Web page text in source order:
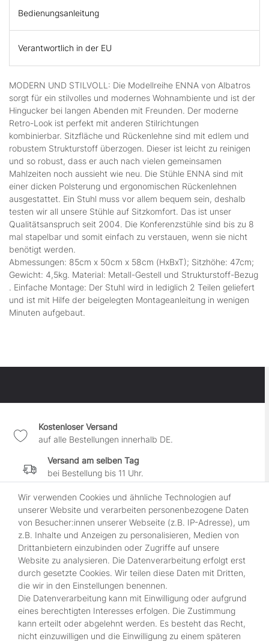
Bedienungsanleitung
Verantwortlich in der EU
MODERN UND STILVOLL: Die Modellreihe ENNA von Albatros
sorgt für ein stilvolles und modernes Wohnambiente und ist der
Hingucker bei langen Abenden mit Freunden. Der moderne
Retro-Look ist perfekt mit anderen Stilrichtungen
kombinierbar. Sitzfläche und Rückenlehne sind mit edlem und
robustem Strukturstoff überzogen. Dieser ist leicht zu reinigen
und so robust, dass er auch nach vielen gemeinsamen
Mahlzeiten noch aussieht wie neu. Die Stühle ENNA sind mit
einer dicken Polsterung und ergonomischen Rückenlehnen
ausgestattet. Ein Stuhl muss vor allem bequem sein, deshalb
testen wir all unsere Stühle auf Sitzkomfort. Das ist unser
Qualitätsanspruch seit 2004. Die Konferenzstühle sind bis zu 8
mal stapelbar und somit einfach zu verstauen, wenn sie nicht
benötigt werden.
Abmessungen: 85cm x 50cm x 58cm (HxBxT); Sitzhöhe: 47cm;
Gewicht: 4,5kg. Material: Metall-Gestell und Strukturstoff-Bezug
. Einfache Montage: Der Stuhl wird in lediglich 2 Teilen geliefert
und ist mit Hilfe der beigelegten Montageanleitung in wenigen
Minuten aufgebaut.
Kostenloser Versand
auf alle Bestellungen innerhalb DE.
Versand am selben Tag
bei Bestellung bis 11 Uhr.
30 Tage Widerrufsrecht
wenn es Dir nicht gefällt.
100% sichere Zahlung
durch SSL-gesicherte Kasse.
Shop
Kontakt
Über Uns
Zahlungsmöglichkeiten
Wir verwenden Cookies und ähnliche Technologien auf
unserer Website und verarbeiten personenbezogene Daten
von Besucher:innen unserer Webseite (z.B. IP-Adresse), um
z.B. Inhalte und Anzeigen zu personalisieren, Medien von
Drittanbietern einzubinden oder Zugriffe auf unsere
Website zu analysieren. Die Datenverarbeitung erfolgt erst
durch gesetzte Cookies. Wir teilen diese Daten mit Dritten,
die wir in den Einstellungen benennen.
Die Datenverarbeitung kann mit Einwilligung oder aufgrund
eines berechtigten Interesses erfolgen. Die Zustimmung
kann erteilt oder abgelehnt werden. Es besteht das Recht,
nicht einzuwilligen und die Einwilligung zu einem späteren